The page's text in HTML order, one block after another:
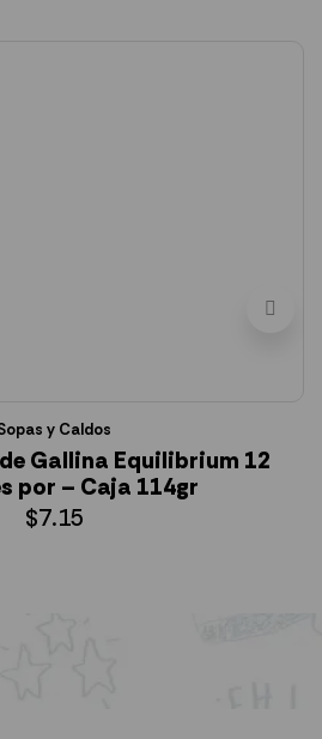
y Caldos
Gallina Equilibrium 12
por – Caja 114gr
$7.15